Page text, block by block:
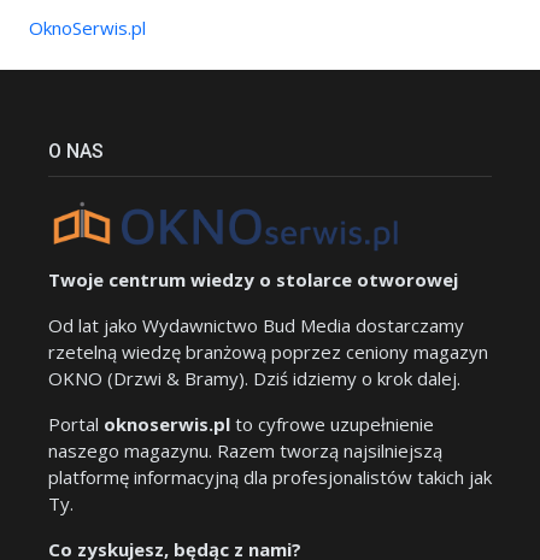
OknoSerwis.pl
O NAS
Twoje centrum wiedzy o stolarce otworowej
Od lat jako Wydawnictwo Bud Media dostarczamy
rzetelną wiedzę branżową poprzez ceniony magazyn
OKNO (Drzwi & Bramy). Dziś idziemy o krok dalej.
Portal oknoserwis.pl to cyfrowe uzupełnienie
naszego magazynu. Razem tworzą najsilniejszą
platformę informacyjną dla profesjonalistów takich jak
Ty.
Co zyskujesz, będąc z nami?